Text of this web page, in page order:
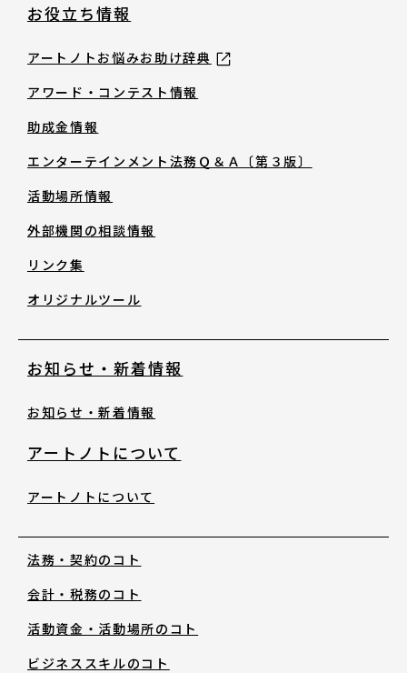
アワード・コンテスト情報
助成金情報
エンターテインメント法務Ｑ＆Ａ〔第３
版〕
活動場所情報
外部機関の相談情報
オリジナルツール
お知らせ・新着情報
お役立ち情報
アートノトお悩みお助け辞典
アワード・コンテスト情報
助成金情報
エンターテインメント法務Ｑ＆Ａ〔第３版〕
活動場所情報
外部機関の相談情報
リンク集
オリジナルツール
お知らせ・新着情報
お知らせ・新着情報
アートノトについて
アートノトについて
法務・契約のコト
会計・税務のコト
活動資金・活動場所のコト
ビジネススキルのコト